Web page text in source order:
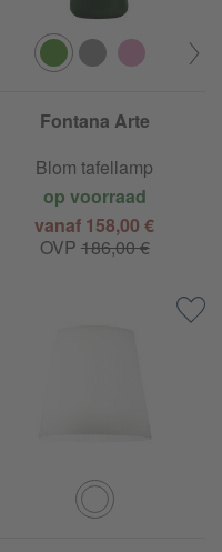
Fontana Arte
Blom tafellamp
op voorraad
vanaf 158,00 €
OVP 186,00 €